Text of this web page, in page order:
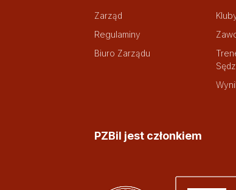
Zarząd
Regulaminy
Biuro Zarządu
PZBil jest członkiem